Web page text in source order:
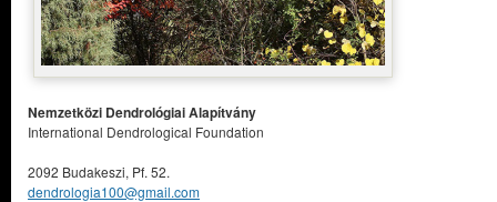
Nemzetközi Dendrológiai Alapítvány
International Dendrological Foundation
2092 Budakeszi, Pf. 52.
dendrologia100@gmail.com